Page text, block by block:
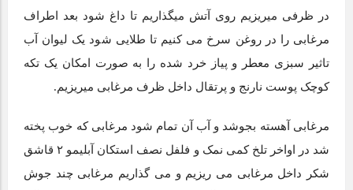
در ظرفی میریزیم روی آتش میگذاریم تا داغ شود بعد اطراف
مرغابی را در روغن سرخ می کنیم تا طلایی شود یک لیوان آب
تاثیر سبزی معطر و پیاز خرد شده را به صورت امکان یک تکه
کوچک پوست نارنج و پرتقال داخل ظرف مرغابی میریزیم.
مرغابی آهسته بجوشد و آب آن تمام شود مرغابی که خوب پخته
شد در اواخر تلخ کمی نمک و فلفل نصف استکان آبلیمو ۲ قاشق
شکر داخل مرغابی می ریزیم و می گذاریم مرغابی چند جوش